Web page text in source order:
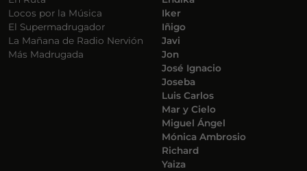
Locos por la Música
El Supermadrugador
La Mañana de Radio Nervión
Más Madrugada
Iker
Iñigo
Javi
Jon
José Ignacio
Joseba
Luis Carlos
Mar y Cielo
Miguel Ángel
Mónica Ambrosio
Richard
Yaiza